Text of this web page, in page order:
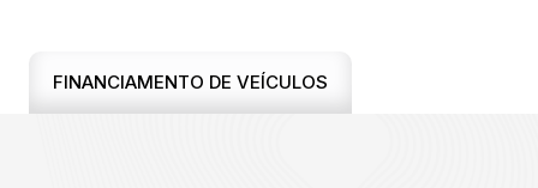
FINANCIAMENTO DE VEÍCULOS